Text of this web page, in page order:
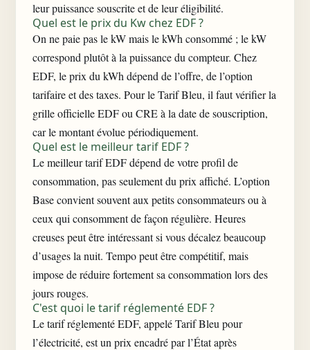
leur puissance souscrite et de leur éligibilité.
Quel est le prix du Kw chez EDF ?
On ne paie pas le kW mais le kWh consommé ; le kW
correspond plutôt à la puissance du compteur. Chez
EDF, le prix du kWh dépend de l’offre, de l’option
tarifaire et des taxes. Pour le Tarif Bleu, il faut vérifier la
grille officielle EDF ou CRE à la date de souscription,
car le montant évolue périodiquement.
Quel est le meilleur tarif EDF ?
Le meilleur tarif EDF dépend de votre profil de
consommation, pas seulement du prix affiché. L’option
Base convient souvent aux petits consommateurs ou à
ceux qui consomment de façon régulière. Heures
creuses peut être intéressant si vous décalez beaucoup
d’usages la nuit. Tempo peut être compétitif, mais
impose de réduire fortement sa consommation lors des
jours rouges.
C'est quoi le tarif réglementé EDF ?
Le tarif réglementé EDF, appelé Tarif Bleu pour
l’électricité, est un prix encadré par l’État après